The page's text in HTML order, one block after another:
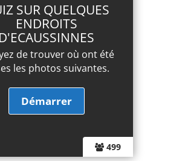
499
SUR QUELQUES
ENDROITS
D'ECAUSSINNES
de trouver où ont été
les photos suivantes.